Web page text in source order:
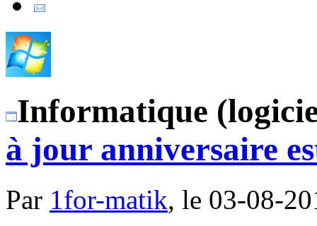
Informatique
à jour anniversaire
Par 1for-matik, le 03-08-